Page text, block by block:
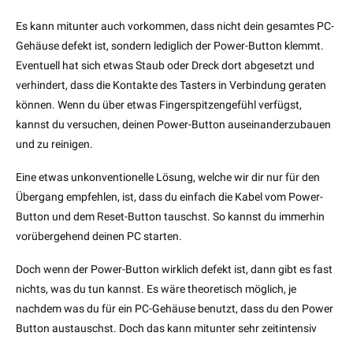
Es kann mitunter auch vorkommen, dass nicht dein gesamtes PC-
Gehäuse defekt ist, sondern lediglich der Power-Button klemmt.
Eventuell hat sich etwas Staub oder Dreck dort abgesetzt und
verhindert, dass die Kontakte des Tasters in Verbindung geraten
können. Wenn du über etwas Fingerspitzengefühl verfügst,
kannst du versuchen, deinen Power-Button auseinanderzubauen
und zu reinigen.
Eine etwas unkonventionelle Lösung, welche wir dir nur für den
Übergang empfehlen, ist, dass du einfach die Kabel vom Power-
Button und dem Reset-Button tauschst. So kannst du immerhin
vorübergehend deinen PC starten.
Doch wenn der Power-Button wirklich defekt ist, dann gibt es fast
nichts, was du tun kannst. Es wäre theoretisch möglich, je
nachdem was du für ein PC-Gehäuse benutzt, dass du den Power
Button austauschst. Doch das kann mitunter sehr zeitintensiv